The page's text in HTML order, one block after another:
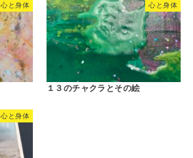
心と身体 心と身体
１３のチャクラとその絵
心と身体